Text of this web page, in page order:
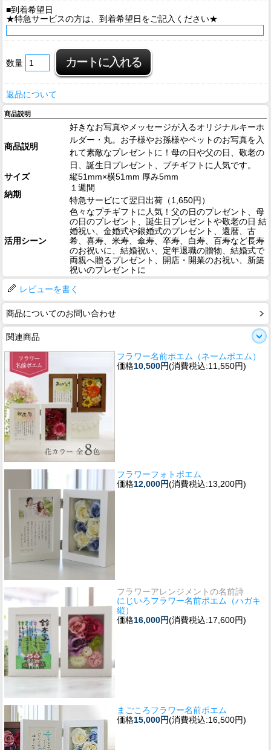
■到着希望日
★特急サービスの方は、到着希望日をご記入ください★
数量
返品について
商品説明
商品説明
好きなお写真やメッセージが入るオリジナルキーホ
ルダー・丸。お子様やお孫様やペットのお写真を入
れて素敵なプレゼントに！母の日や父の日、敬老の
日、誕生日プレゼント、プチギフトに人気です。
サイズ
縦51mm×横51mm 厚み5mm
納期
１週間
特急サービにて翌日出荷（1,650円）
活用シーン
色々なプチギフトに人気！父の日のプレゼント、母
の日のプレゼント、誕生日プレゼントや敬老の日 結
婚祝い、金婚式や銀婚式のプレゼント、還暦、古
希、喜寿、米寿、傘寿、卒寿、白寿、百寿など長寿
のお祝いに、結婚祝い、定年退職の贈物、結婚式で
両親へ贈るプレゼント、開店・開業のお祝い、新築
祝いのプレゼントに
レビューを書く
商品についてのお問い合わせ
関連商品
フラワー名前ポエム（ネームポエム）
価格10,500円(消費税込:11,550円)
フラワーフォトポエム
価格12,000円(消費税込:13,200円)
フラワーアレンジメントの名前詩
にじいろフラワー名前ポエム（ハガキ
縦）
価格16,000円(消費税込:17,600円)
まごころフラワー名前ポエム
価格15,000円(消費税込:16,500円)